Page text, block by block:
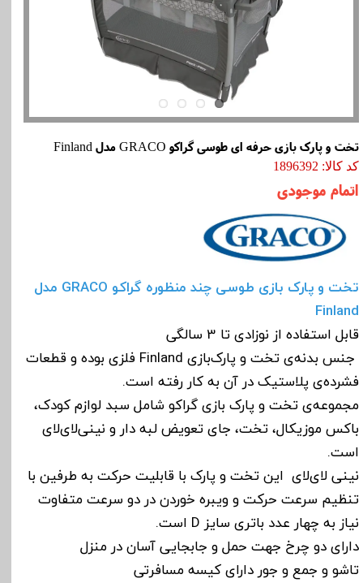
تخت و پارک بازی حرفه ای طوسی گراکو GRACO مدل Finland
کد کالا: 1896392
اتمام موجودی
تخت و پارک‌ بازی طوسی چند منظوره گراکو GRACO مدل
Finland
قابل استفاده از نوزادی تا 3 سالگی
جنس بدنه‌ی تخت و پارک‌بازی Finland فلزی بوده و قطعات
فشرده‌ی پلاستیک در آن به کار رفته است.
مجموعه‌ی تخت و پارک‌ بازی گراکو شامل سبد لوازم کودک،
باکس موزیکال، تخت، جای تعویض لبه دار و نینی‌لای‌لای
است.
نینی لای‌لای این تخت و پارک با قابلیت حرکت به طرفین با
تنظیم سرعت حرکت و ویبره خوردن در دو سرعت متفاوت
نیاز به چهار عدد باتری سایز D است.
دارای دو چرخ جهت حمل و جابجایی آسان در منزل
تاشو و جمع و جور دارای کیسه مسافرتی